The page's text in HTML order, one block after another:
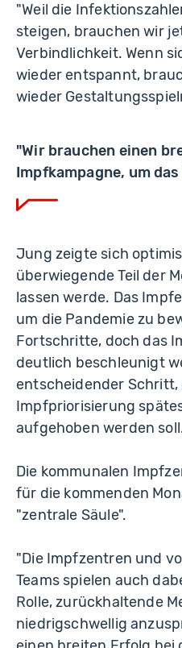
"Weil die
steigen, brauchen wir
Verbindlichkeit. Wenn
wieder entspannt,
wieder
"Wir brauchen einen
Impfkampagne, um
Jung zeigte sich
überwiegende Teil der
lassen werde. Das
um die Pandemie zu
Fortschritte, doch das
deutlich beschleunigt
entscheidender Schritt,
Impfpriorisierung
aufgehoben werden
Die kommunalen
für die kommenden
"zentrale Säule".
"Die Impfzentren und
Teams spielen auch
Rolle, zurückhaltende
niedrigschwellig